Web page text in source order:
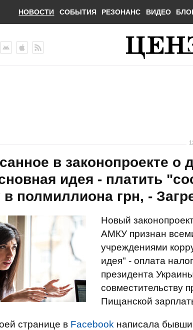
НОВОСТИ СОБЫТИЯ РЕЗОНАНС ВИДЕО
в законопроекте о
идея - платить
в полмиллиона грн, -
Новый
АМКУ признан
учреждениями
идея" - оплата
президента
совместительству
Пищанской
странице в Facebook написала